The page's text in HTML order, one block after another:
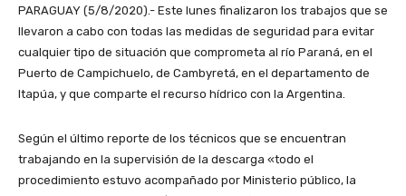
PARAGUAY (5/8/2020).- Este lunes finalizaron los trabajos que se
llevaron a cabo con todas las medidas de seguridad para evitar
cualquier tipo de situación que comprometa al río Paraná, en el
Puerto de Campichuelo, de Cambyretá, en el departamento de
Itapúa, y que comparte el recurso hídrico con la Argentina.
Según el último reporte de los técnicos que se encuentran
trabajando en la supervisión de la descarga «todo el
procedimiento estuvo acompañado por Ministerio público, la